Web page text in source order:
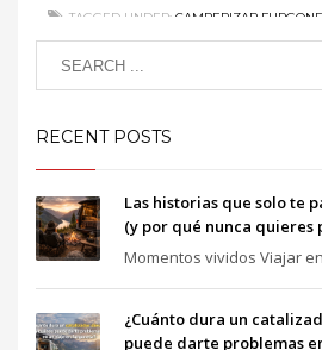
TAGGED UNDER: CAMPERIZAR
CAMPER,MUEBLES CAMPER
RECENT POSTS
Las historias que solo te
(y por qué nunca quieres
Momentos vividos Viajar
¿Cuánto dura un
puede darte problemas